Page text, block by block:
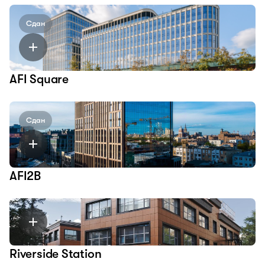
Сдан
AFI Square
Сдан
AFI2B
Riverside Station